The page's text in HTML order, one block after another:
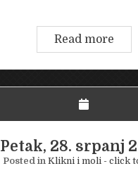
Read more
29.
Petak, 28. srpanj
Posted in Klikni i moli - click